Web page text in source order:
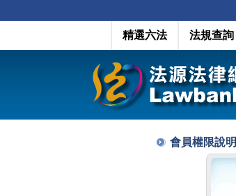
精選六法 法規查詢
會員權限說明